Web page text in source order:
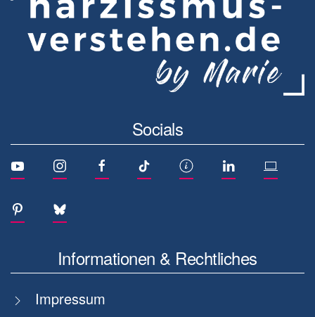
Socials
Informationen & Rechtliches
Impressum